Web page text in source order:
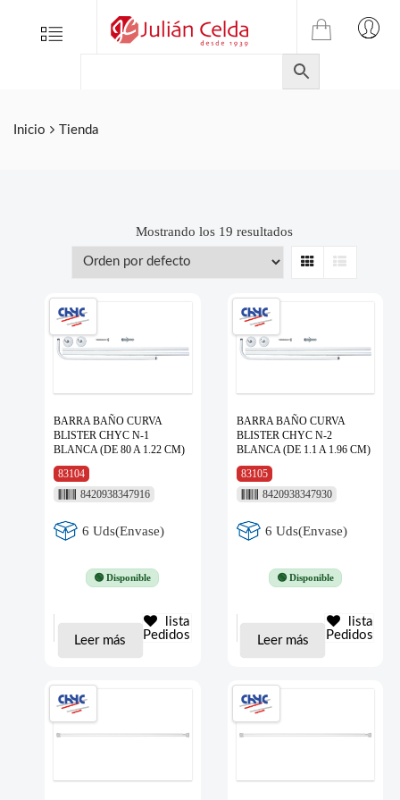
Menu
TIENDA
ONLINE
DE
JULIAN
Inicio Tienda
Mostrando los 19 resultados
Grid List
BARRA BAÑO CURVA
BLISTER CHYC N-1
BLANCA (DE 80 A 1.22 CM)
83104
8420938347916
6 Uds(Envase)
🟢 Disponible
Leer más
lista
Pedidos
BARRA BAÑO CURVA
BLISTER CHYC N-2
BLANCA (DE 1.1 A 1.96 CM)
83105
8420938347930
6 Uds(Envase)
🟢 Disponible
Leer más
lista
Pedidos
Folletos